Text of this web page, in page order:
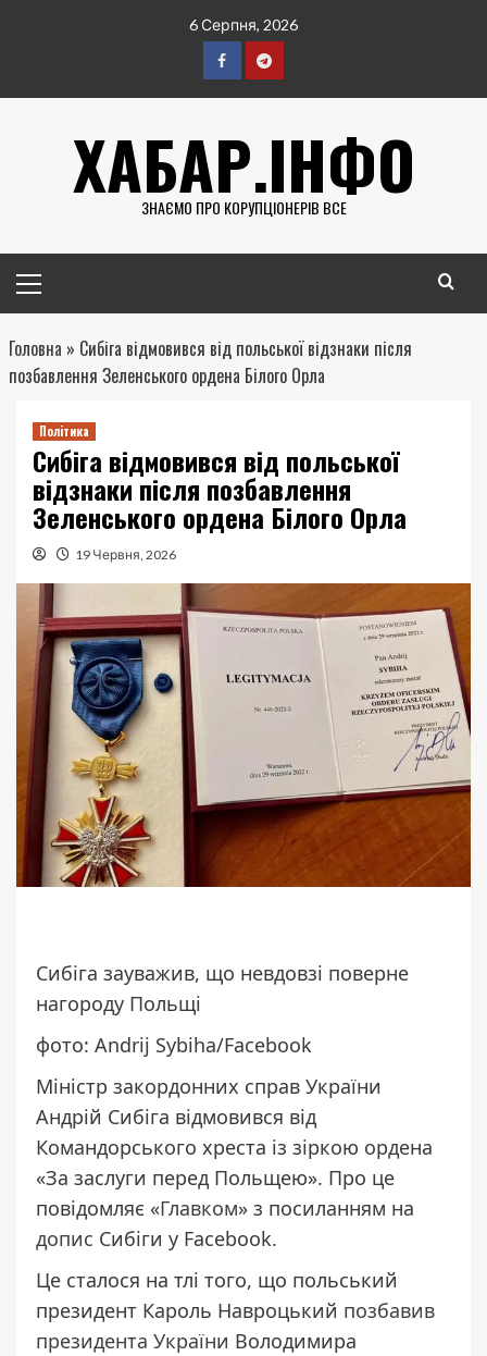
6 Серпня, 2026
FacebookTelegram
ХАБАР.ІНФО
ЗНАЄМО ПРО КОРУПЦІОНЕРІВ ВСЕ
меню
Головна » Сибіга відмовився від польської відзнаки після
позбавлення Зеленського ордена Білого Орла
Політика
Сибіга відмовився від польської
відзнаки після позбавлення
Зеленського ордена Білого Орла
19 Червня, 2026
Сибіга зауважив, що невдовзі поверне
нагороду Польщі
фото: Andrij Sybiha/Facebook
Міністр закордонних справ України
Андрій Сибіга відмовився від
Командорського хреста із зіркою ордена
«За заслуги перед Польщею». Про це
повідомляє «Главком» з посиланням на
допис Сибіги у Facebook.
Це сталося на тлі того, що польський
президент Кароль Навроцький позбавив
президента України Володимира